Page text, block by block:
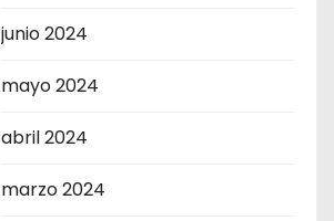
junio 2024
mayo 2024
abril 2024
marzo 2024